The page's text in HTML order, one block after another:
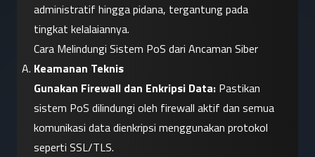
administratif hingga pidana, tergantung pada
tingkat kelalaiannya.
Cara Melindungi Sistem PoS dari Ancaman Siber
Keamanan Teknis
Gunakan Firewall dan Enkripsi Data: Pastikan
sistem PoS dilindungi oleh firewall aktif dan semua
komunikasi data dienkripsi menggunakan protokol
seperti SSL/TLS.